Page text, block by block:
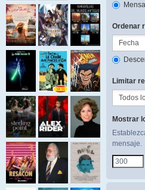
Ordenar
Limitar
Mostrar
mensaje.